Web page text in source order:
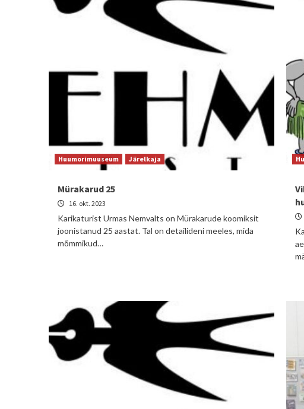
Huumorimuuseum Järelkaja
Mürakarud 25
16. okt. 2023
Karikaturist Urmas Nemvalts on Mürakarude koomiksit
joonistanud 25 aastat. Tal on detailideni meeles, mida
mõmmikud…